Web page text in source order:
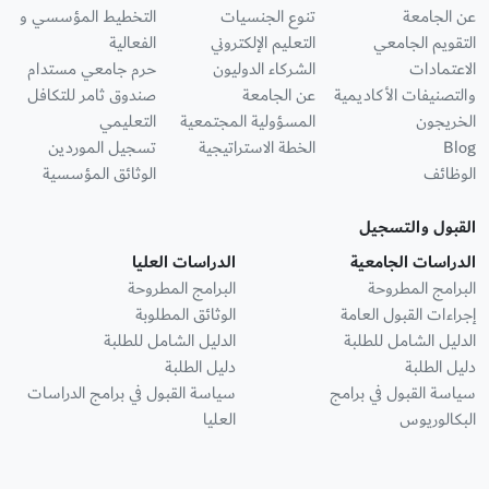
عن الجامعة
التقويم الجامعي
الاعتمادات
والتصنيفات الأكاديمية
الخريجون
Blog
الوظائف
تنوع الجنسيات
التعليم الإلكتروني
الشركاء الدوليون
عن الجامعة
المسؤولية المجتمعية
الخطة الاستراتيجية
التخطيط المؤسسي و
الفعالية
حرم جامعي مستدام
صندوق ثامر للتكافل
التعليمي
تسجيل الموردين
الوثائق المؤسسية
القبول والتسجيل
الدراسات الجامعية
البرامج المطروحة
إجراءات القبول العامة
الدليل الشامل للطلبة
دليل الطلبة
سياسة القبول في برامج
البكالوريوس
الدراسات العليا
البرامج المطروحة
الوثائق المطلوبة
الدليل الشامل للطلبة
دليل الطلبة
سياسة القبول في برامج الدراسات
العليا